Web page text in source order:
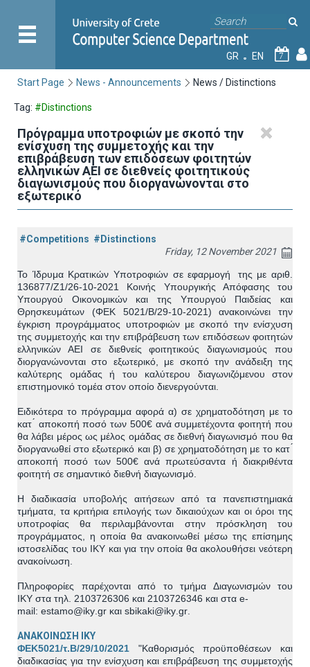
GR EN 7
Start Page News - Announcements News / Distinctions
Tag: #Distinctions
Πρόγραμμα υποτροφιών με σκοπό την
ενίσχυση της συμμετοχής και την
επιβράβευση των επιδόσεων φοιτητών
ελληνικών ΑΕΙ σε διεθνείς φοιτητικούς
διαγωνισμούς που διοργανώνονται στο
εξωτερικό
#Competitions #Distinctions
Friday, 12 November 2021
Το Ίδρυμα Κρατικών Υποτροφιών σε εφαρμογή
της με αριθ.
136877/Ζ1/26-10-2021 Κοινής Υπουργικής Απόφασης του
Υπουργού Οικονομικών
και της Υπουργού Παιδείας και
Θρησκευμάτων (ΦΕΚ 5021/Β/29-10-2021)ανακοινώνει την
έγκριση προγράμματος υποτροφιών με σκοπό την ενίσχυση
της συμμετοχής και την επιβράβευση των επιδόσεων φοιτητών
ελληνικών ΑΕΙ σε διεθνείς φοιτητικούς διαγωνισμούς που
διοργανώνονται στο εξωτερικό, με σκοπό την ανάδειξη της
καλύτερης ομάδας ή του καλύτερου διαγωνιζόμενου στον
επιστημονικό τομέα στον οποίο διενεργούνται.
Ειδικότερα το πρόγραμμα αφορά α) σε χρηματοδότηση με το
κατ ́ αποκοπή ποσό των 500€ ανά συμμετέχονταφοιτητή που
θα λάβει μέρος ως μέλος ομάδας σε διεθνή διαγωνισμό που θα
διοργανωθεί στο εξωτερικό και β) σε χρηματοδότηση με το κατ ́
αποκοπή ποσό των 500€ ανά πρωτεύσαντα ή διακριθέντα
φοιτητή σε σημαντικό διεθνή διαγωνισμό
Η διαδικασία υποβολής αιτήσεων από τα πανεπιστημιακά
τμήματα, τα κριτήρια επιλογής των δικαιούχων και οιόροι της
υποτροφίας θα περιλαμβάνονται στην πρόσκληση του
προγράμματος , η οποία θα ανακοινωθεί μέσω της επίσημης
ιστοσελίδας του ΙΚΥ και για την οποία θα ακολουθήσει νεότερη
ανακοίνωση
Πληροφορίες παρέχονται από το τμήμα Διαγωνισμών του
ΙΚΥ στα τηλ. 2103726306 και 2103726346 και στα e-
mail: estamo@iky gr και sbikaki@iky gr
ΑΝΑΚΟΙΝΩΣΗ ΙΚΥ
ΦΕΚ5021/τ.Β/29/10/2021 "Καθορισμός προϋποθέσεων και
διαδικασίας για την ενίσχυση και επιβράβευση της συμμετοχής